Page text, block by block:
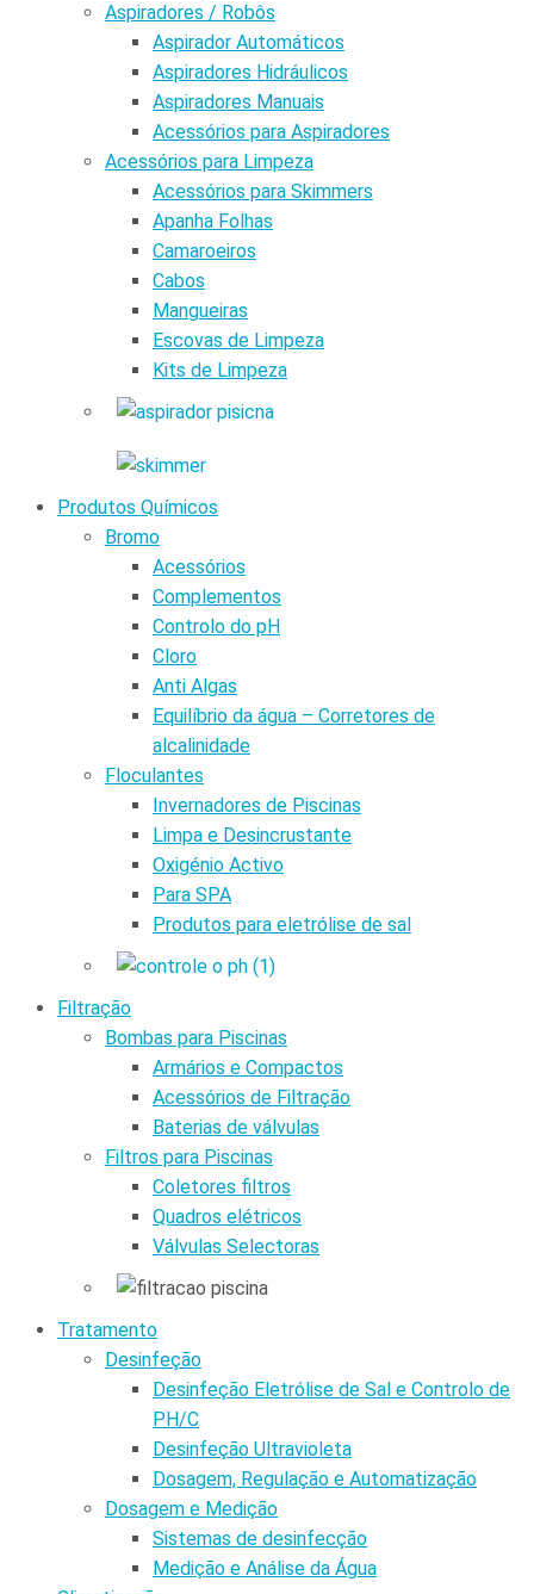
Aspiradores / Robôs
Aspirador Automáticos
Aspiradores Hidráulicos
Aspiradores Manuais
Acessórios para Aspiradores
Acessórios para Limpeza
Acessórios para Skimmers
Apanha Folhas
Camaroeiros
Cabos
Mangueiras
Escovas de Limpeza
Kits de Limpeza
Produtos Químicos
Bromo
Acessórios
Complementos
Controlo do pH
Cloro
Anti Algas
Equilíbrio da água – Corretores de
alcalinidade
Floculantes
Invernadores de Piscinas
Limpa e Desincrustante
Oxigénio Activo
Para SPA
Produtos para eletrólise de sal
Filtração
Bombas para Piscinas
Armários e Compactos
Acessórios de Filtração
Baterias de válvulas
Filtros para Piscinas
Coletores filtros
Quadros elétricos
Válvulas Selectoras
Tratamento
Desinfeção
Desinfeção Eletrólise de Sal e Controlo de
PH/C
Desinfeção Ultravioleta
Dosagem, Regulação e Automatização
Dosagem e Medição
Sistemas de desinfecção
Medição e Análise da Água